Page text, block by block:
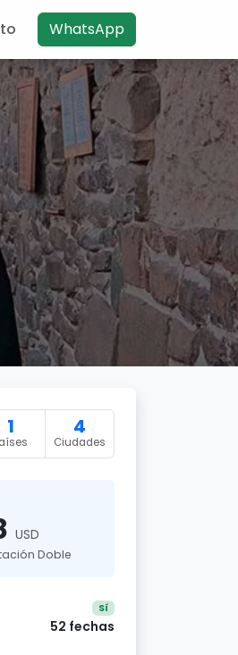
WhatsApp
1 4
Ciudades
USD
Doble
Sí
52 fechas